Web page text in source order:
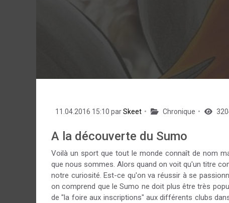
11.04.2016 15:10 parSkeet Chronique
A la découverte du Sumo
Voilà un sport que tout le monde connaît de nom
que nous sommes. Alors quand on voit qu'un titre
notre curiosité. Est-ce qu'on va réussir à se
on comprend que le Sumo ne doit plus être très
de "la foire aux inscriptions" aux différents clubs